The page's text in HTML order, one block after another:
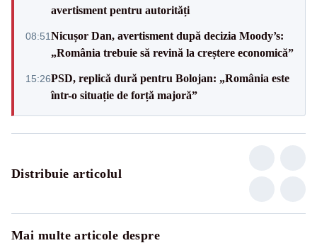
avertisment pentru autorități
08:51Nicușor Dan, avertisment după decizia Moody’s:
„România trebuie să revină la creștere economică”
15:26PSD, replică dură pentru Bolojan: „România este
într-o situație de forță majoră”
Distribuie articolul
Mai multe articole despre